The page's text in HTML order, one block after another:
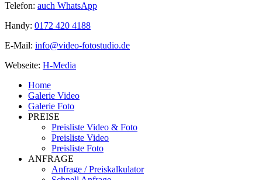
Telefon: auch WhatsApp
Handy: 0172 420 4188
E-Mail: info@video-fotostudio.de
Webseite: H-Media
Home
Galerie Video
Galerie Foto
PREISE
Preisliste Video & Foto
Preisliste Video
Preisliste Foto
ANFRAGE
Anfrage / Preiskalkulator